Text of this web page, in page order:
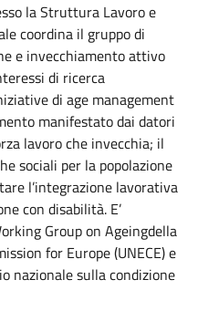
la Struttura Lavoro e
coordina il gruppo di
e invecchiamento attivo
di ricerca
di age management
manifestato dai datori
lavoro che invecchia; il
sociali per la popolazione
l’integrazione lavorativa
con disabilità. E’
Group on Ageingdella
for Europe (UNECE) e
nazionale sulla condizione